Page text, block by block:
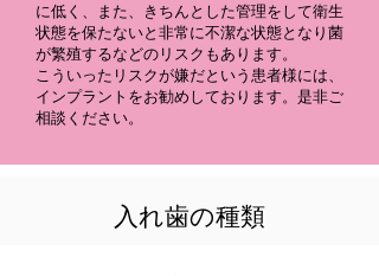
に低く、また、きちんとした管理をして衛生
状態を保たないと非常に不潔な状態となり菌
が繁殖するなどのリスクもあります。
こういったリスクが嫌だという患者様には、
インプラントをお勧めしております。是非ご
相談ください。
入れ歯の種類